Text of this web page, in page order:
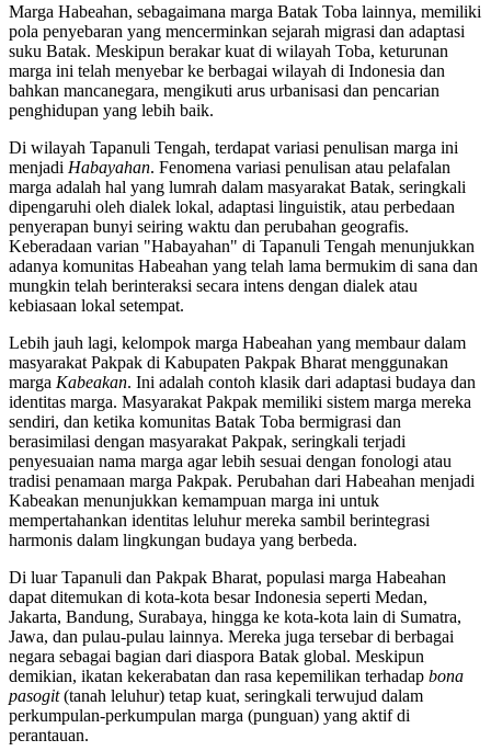
Marga Habeahan, sebagaimana marga Batak Toba lainnya, memiliki
pola penyebaran yang mencerminkan sejarah migrasi dan adaptasi
suku Batak. Meskipun berakar kuat di wilayah Toba, keturunan
marga ini telah menyebar ke berbagai wilayah di Indonesia dan
bahkan mancanegara, mengikuti arus urbanisasi dan pencarian
penghidupan yang lebih baik.
Di wilayah Tapanuli Tengah, terdapat variasi penulisan marga ini
menjadi Habayahan. Fenomena variasi penulisan atau pelafalan
marga adalah hal yang lumrah dalam masyarakat Batak, seringkali
dipengaruhi oleh dialek lokal, adaptasi linguistik, atau perbedaan
penyerapan bunyi seiring waktu dan perubahan geografis.
Keberadaan varian "Habayahan" di Tapanuli Tengah menunjukkan
adanya komunitas Habeahan yang telah lama bermukim di sana dan
mungkin telah berinteraksi secara intens dengan dialek atau
kebiasaan lokal setempat.
Lebih jauh lagi, kelompok marga Habeahan yang membaur dalam
masyarakat Pakpak di Kabupaten Pakpak Bharat menggunakan
marga Kabeakan. Ini adalah contoh klasik dari adaptasi budaya dan
identitas marga. Masyarakat Pakpak memiliki sistem marga mereka
sendiri, dan ketika komunitas Batak Toba bermigrasi dan
berasimilasi dengan masyarakat Pakpak, seringkali terjadi
penyesuaian nama marga agar lebih sesuai dengan fonologi atau
tradisi penamaan marga Pakpak. Perubahan dari Habeahan menjadi
Kabeakan menunjukkan kemampuan marga ini untuk
mempertahankan identitas leluhur mereka sambil berintegrasi
harmonis dalam lingkungan budaya yang berbeda.
Di luar Tapanuli dan Pakpak Bharat, populasi marga Habeahan
dapat ditemukan di kota-kota besar Indonesia seperti Medan,
Jakarta, Bandung, Surabaya, hingga ke kota-kota lain di Sumatra,
Jawa, dan pulau-pulau lainnya. Mereka juga tersebar di berbagai
negara sebagai bagian dari diaspora Batak global. Meskipun
demikian, ikatan kekerabatan dan rasa kepemilikan terhadap bona
pasogit(tanah leluhur) tetap kuat, seringkali terwujud dalam
perkumpulan-perkumpulan marga (punguan) yang aktif di
perantauan.